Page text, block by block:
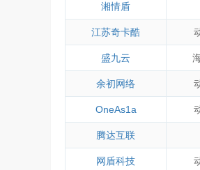
湘情盾
江苏奇卡酷
盛九云
余初网络
OneAs1a
腾达互联
网盾科技